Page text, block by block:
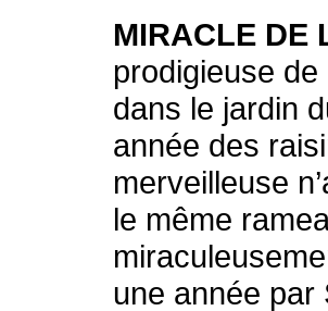
MIRACLE DE
prodigieuse
dans le jardin
année des
merveilleuse
le même
une année par